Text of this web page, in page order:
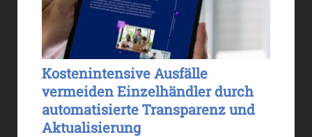
Kostenintensive Ausfälle
vermeiden Einzelhändler durch
automatisierte Transparenz und
Aktualisierung